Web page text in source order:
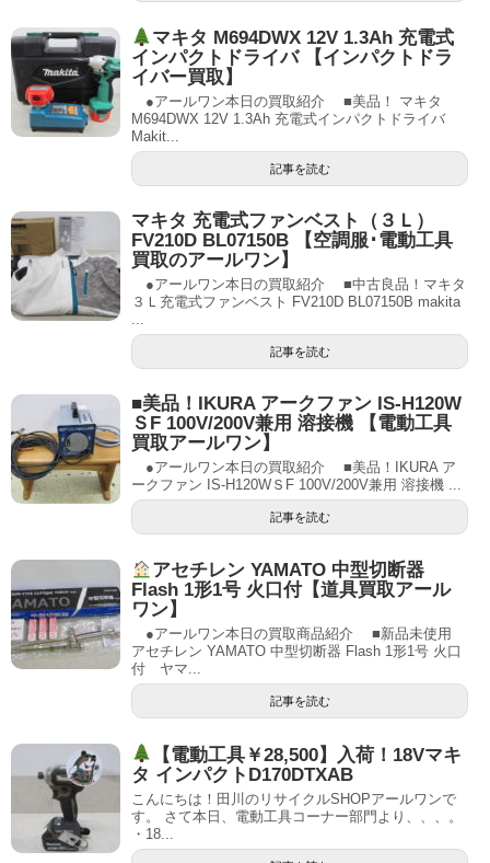
マキタ M694DWX 12V 1.3Ah 充電式
インパクトドライバ 【インパクトドラ
イバー買取】
●アールワン本日の買取紹介 ■美品！ マキタ
M694DWX 12V 1.3Ah 充電式インパクトドライバ
Makit...
記事を読む
マキタ 充電式ファンベスト（３Ｌ）
FV210D BL07150B 【空調服･電動工具
買取のアールワン】
●アールワン本日の買取紹介 ■中古良品！マキタ
３Ｌ充電式ファンベスト FV210D BL07150B makita
...
記事を読む
■美品！IKURA アークファン IS-H120W
ＳF 100V/200V兼用 溶接機 【電動工具
買取アールワン】
●アールワン本日の買取紹介 ■美品！IKURA ア
ークファン IS-H120WＳF 100V/200V兼用 溶接機 ...
記事を読む
アセチレン YAMATO 中型切断器
Flash 1形1号 火口付【道具買取アール
ワン】
●アールワン本日の買取商品紹介 ■新品未使用
アセチレン YAMATO 中型切断器 Flash 1形1号 火口
付 ヤマ...
記事を読む
【電動工具￥28,500】入荷！18Vマキ
タ インパクトD170DTXAB
こんにちは！田川のリサイクルSHOPアールワンで
す。 さて本日、電動工具コーナー部門より、、、。
・18...